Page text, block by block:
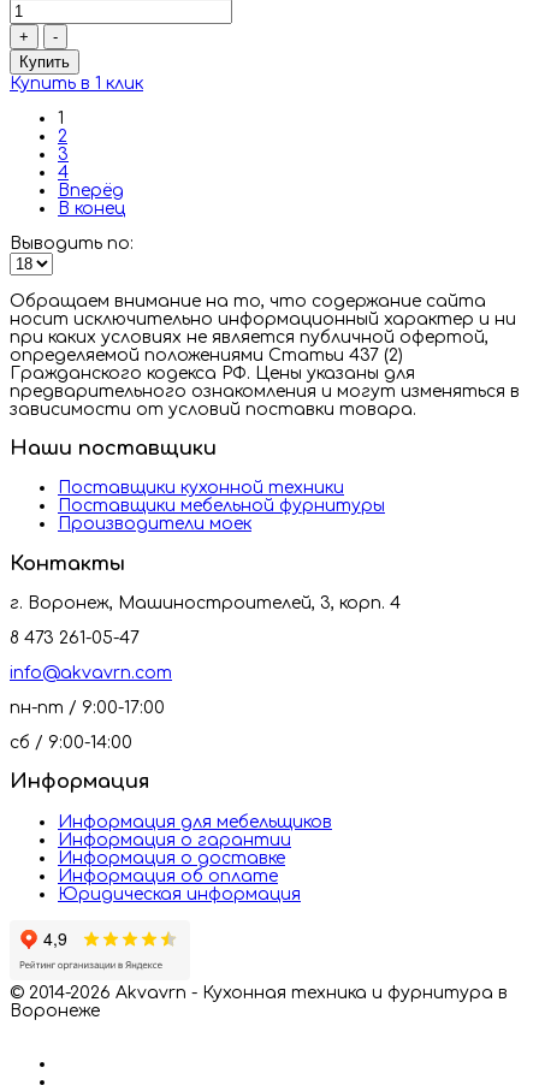
+
-
Купить
Купить в 1 клик
1
2
3
4
Вперёд
В конец
Выводить по:
Обращаем внимание на то, что содержание сайта
носит исключительно информационный характер и ни
при каких условиях не является публичной офертой,
определяемой положениями Статьи 437 (2)
Гражданского кодекса РФ. Цены указаны для
предварительного ознакомления и могут изменяться в
зависимости от условий поставки товара.
Наши поставщики
Поставщики кухонной техники
Поставщики мебельной фурнитуры
Производители моек
Контакты
г. Воронеж, Машиностроителей, 3, корп. 4
8 473 261-05-47
info@akvavrn.com
пн-пт / 9:00-17:00
сб / 9:00-14:00
Информация
Информация для мебельщиков
Информация о гарантии
Информация о доставке
Информация об оплате
Юридическая информация
© 2014-2026 Akvavrn - Кухонная техника и фурнитура в
Воронеже